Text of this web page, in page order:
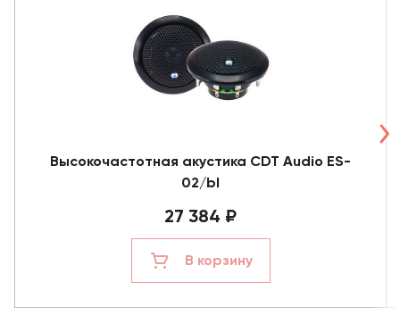
Высокочастотная акустика CDT Audio ES-
02/bl
27 384 ₽
В корзину